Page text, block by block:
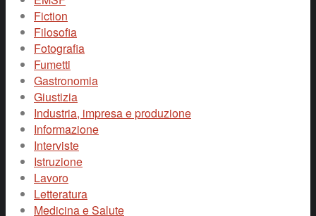
Fiction
Filosofia
Fotografia
Fumetti
Gastronomia
Giustizia
Industria, impresa e produzione
Informazione
Interviste
Istruzione
Lavoro
Letteratura
Medicina e Salute